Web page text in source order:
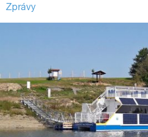
Zprávy